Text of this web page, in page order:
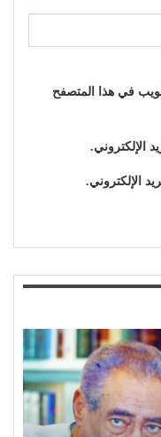
في هذا المتصفح
الإلكتروني.
الإلكتروني.